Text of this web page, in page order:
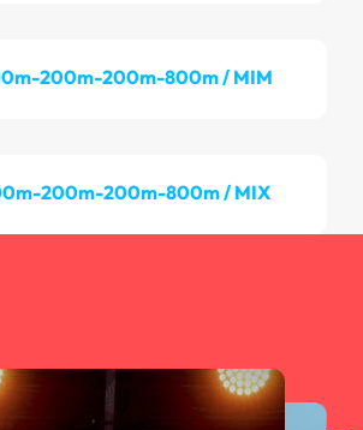
200m-200m-800m / MIM
200m-200m-800m / MIX